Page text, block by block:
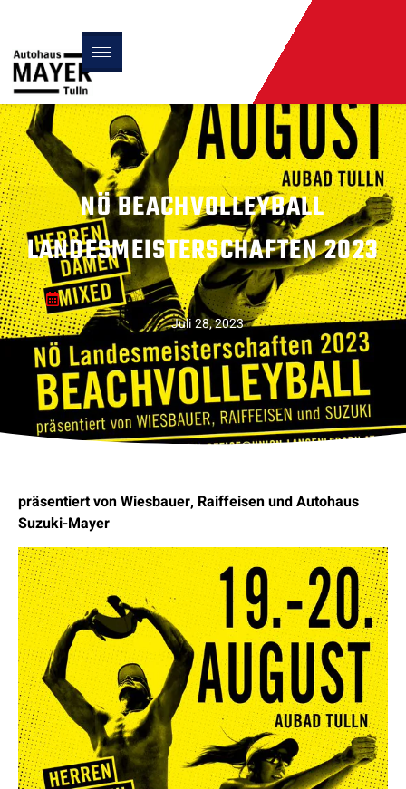
NÖ BEACHVOLLEYBALL
LANDESMEISTERSCHAFTEN 2023
Juli 28, 2023
präsentiert von Wiesbauer, Raiffeisen und Autohaus
Suzuki-Mayer